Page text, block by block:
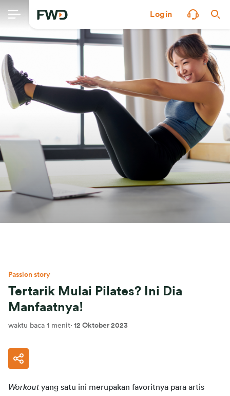
Login
Passion story
Tertarik Mulai Pilates? Ini Dia
Manfaatnya!
waktu baca 1 menit· 12 Oktober 2023
Workout yang satu ini merupakan favoritnya para artis